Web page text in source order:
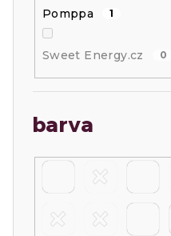
Pomppa 1
Sweet Energy.cz 0
barva